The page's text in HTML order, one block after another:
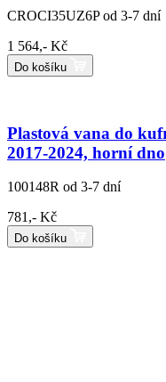
CROCI35UZ6P od 3-7 dní
1 564,- Kč
Do košíku
Plastová vana do
2017-2024, horní dno
100148R od 3-7 dní
781,- Kč
Do košíku